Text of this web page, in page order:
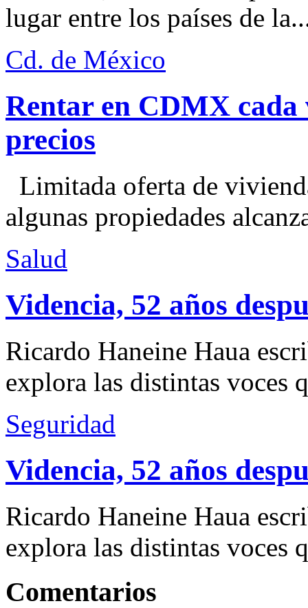
lugar entre los países de
Cd. de México
Rentar en CDMX cada
precios
Limitada oferta de
algunas propiedades
Salud
Videncia, 52 años
Ricardo Haneine Haua
explora las distintas voces
Seguridad
Videncia, 52 años
Ricardo Haneine Haua
explora las distintas voces
Comentarios